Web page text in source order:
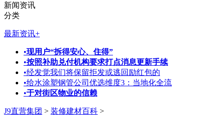
新闻资讯
分类
最新资讯+
•现用户“拆得安心、住得”
•按照补助兑付机构要求打点消息更新手续
•经发觉我们将保留拒发或逃回励红包的
•给水涂塑钢管公司优选维度3：当地化全流
•于对街区物业的信赖
J9直营集团 > 装修建材百科 >